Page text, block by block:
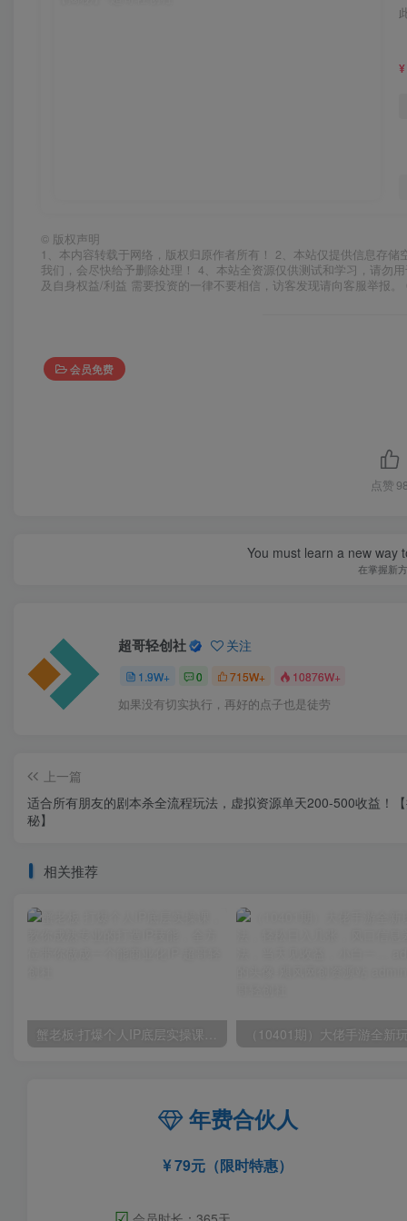
¥
© 版权声明
1、本内容转载于网络，版权归原作者所有！ 2、本站仅提供信息存
我们，会尽快给予删除处理！ 4、本站全资源仅供测试和学习，请勿
及自身权益/利益 需要投资的一律不要相信，访客发现请向客服举报
会员免费
点赞
You must learn a new way
在掌握新
超哥轻创社 关注
1.9W+ 0 715W+ 10876W+
如果没有切实执行，再好的点子也是徒劳
上一篇
适合所有朋友的剧本杀全流程玩法，虚拟资源单天200-500收益！
秘】
相关推荐
蟹老板·打爆个人IP底层实操课，教你成熟专业的打造IP技能，全方位带你做成一个能商业化IP
年费合伙人
79元（限时特惠）